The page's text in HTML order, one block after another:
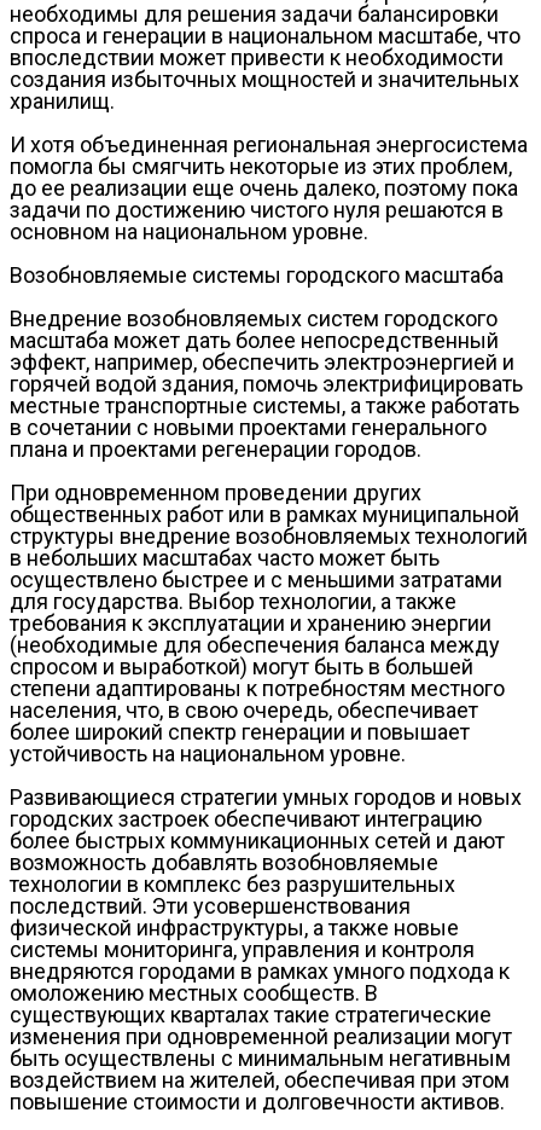
необходимы для решения задачи балансировки
спроса и генерации в национальном масштабе, что
впоследствии может привести к необходимости
создания избыточных мощностей и значительных
хранилищ.
И хотя объединенная региональная энергосистема
помогла бы смягчить некоторые из этих проблем,
до ее реализации еще очень далеко, поэтому пока
задачи по достижению чистого нуля решаются в
основном на национальном уровне.
Возобновляемые системы городского масштаба
Внедрение возобновляемых систем городского
масштаба может дать более непосредственный
эффект, например, обеспечить электроэнергией и
горячей водой здания, помочь электрифицировать
местные транспортные системы, а также работать
в сочетании с новыми проектами генерального
плана и проектами регенерации городов.
При одновременном проведении других
общественных работ или в рамках муниципальной
структуры внедрение возобновляемых технологий
в небольших масштабах часто может быть
осуществлено быстрее и с меньшими затратами
для государства. Выбор технологии, а также
требования к эксплуатации и хранению энергии
(необходимые для обеспечения баланса между
спросом и выработкой) могут быть в большей
степени адаптированы к потребностям местного
населения, что, в свою очередь, обеспечивает
более широкий спектр генерации и повышает
устойчивость на национальном уровне.
Развивающиеся стратегии умных городов и новых
городских застроек обеспечивают интеграцию
более быстрых коммуникационных сетей и дают
возможность добавлять возобновляемые
технологии в комплекс без разрушительных
последствий. Эти усовершенствования
физической инфраструктуры, а также новые
системы мониторинга, управления и контроля
внедряются городами в рамках умного подхода к
омоложению местных сообществ. В
существующих кварталах такие стратегические
изменения при одновременной реализации могут
быть осуществлены с минимальным негативным
воздействием на жителей, обеспечивая при этом
повышение стоимости и долговечности активов.